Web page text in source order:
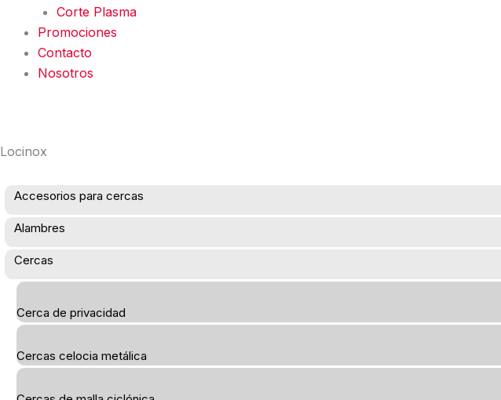
Corte Plasma
Promociones
Contacto
Nosotros
Locinox
Accesorios para cercas
Alambres
Cercas
Cerca de privacidad
Cercas celocia metálica